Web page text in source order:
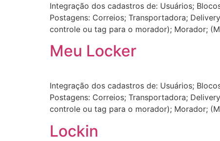
Integração dos cadastros de: Usuários;
Postagens: Correios; Transportadora;
controle ou tag para o morador); Morador;
Meu Locker
Integração dos cadastros de: Usuários;
Postagens: Correios; Transportadora;
controle ou tag para o morador); Morador;
Lockin